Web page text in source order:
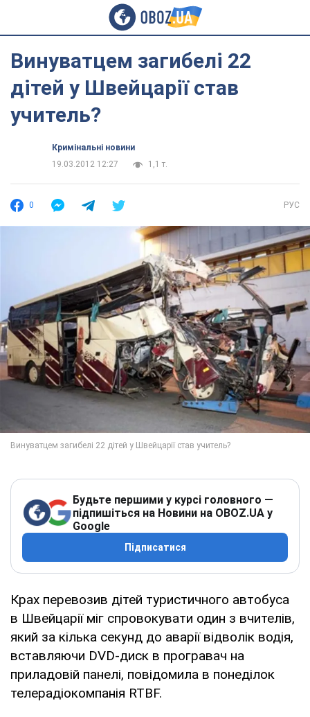
Винуватцем загибелі 22
дітей у Швейцарії став
учитель?
Кримінальні новини
19.03.2012 12:27
1,1 т.
0 РУС
Будьте першими у курсі головного —
підпишіться на Новини на OBOZ.UA у
Google
Підписатися
Крах перевозив дітей туристичного автобуса
в Швейцарії міг спровокувати один з вчителів,
який за кілька секунд до аварії відволік водія,
вставляючи DVD-диск в програвач на
приладовій панелі, повідомила в понеділок
телерадіокомпанія RTBF.